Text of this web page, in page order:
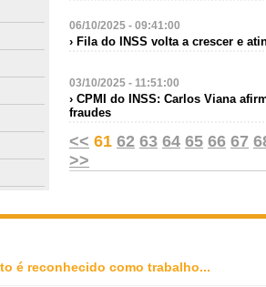
06/10/2025 - 09:41:00
› Fila do INSS volta a crescer e
03/10/2025 - 11:51:00
› CPMI do INSS: Carlos Viana
fraudes
<< 61 62 63 64 65 66 67
>>
é reconhecido como trabalho...